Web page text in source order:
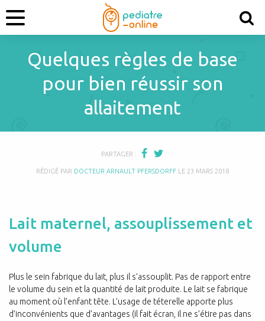
Quelques règles de base
pour bien réussir son
allaitement
PARTAGER :
RÉDIGÉ PAR DOCTEUR ARNAULT PFERSDORFF LE 23 MARS 2018
Lait maternel, assouplissement et
volume
Plus le sein fabrique du lait, plus il s’assouplit. Pas de rapport entre
le volume du sein et la quantité de lait produite. Le lait se fabrique
au moment où l’enfant tête. L’usage de téterelle apporte plus
d’inconvénients que d’avantages (il fait écran, il ne s’étire pas dans